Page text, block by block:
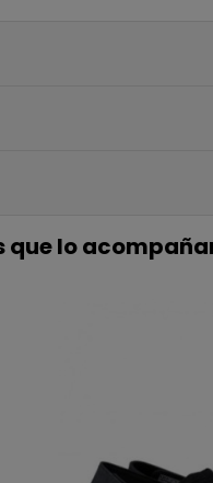
que lopara tu primera